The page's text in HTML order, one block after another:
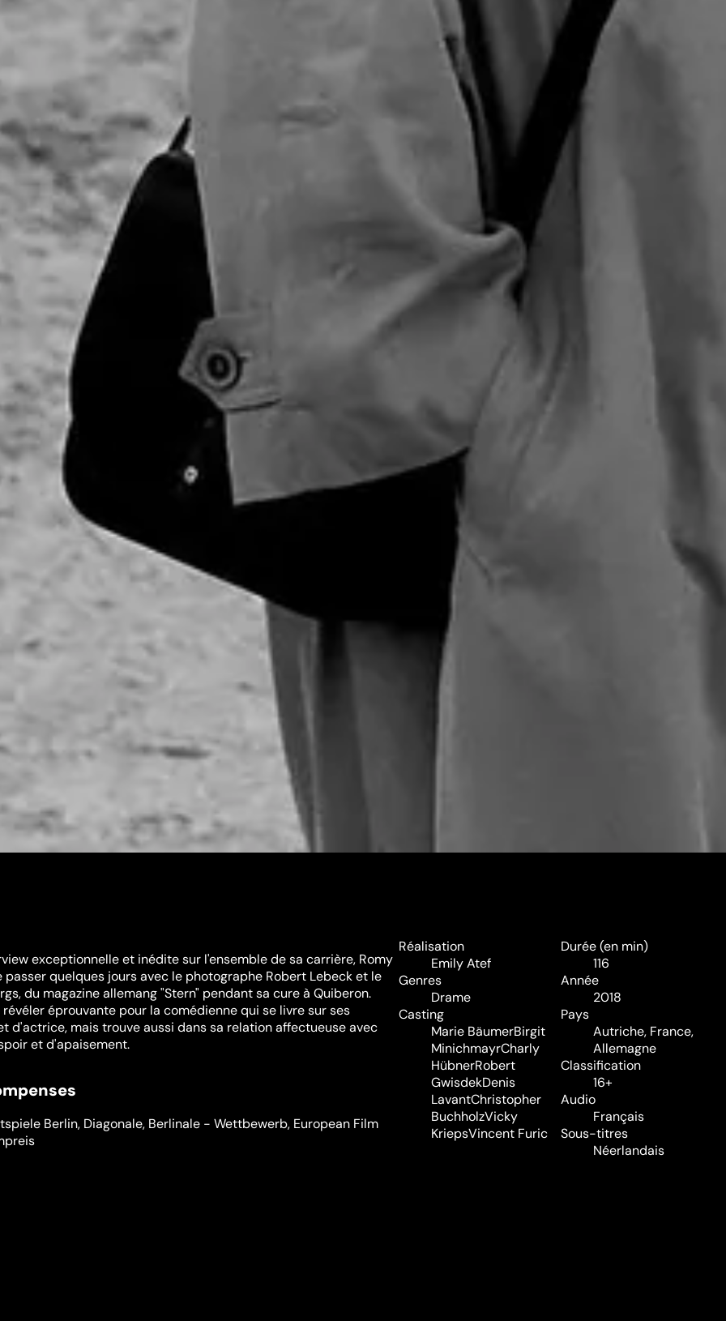
exceptionnelle et inédite sur l'ensemble de sa carrière, Romy
quelques jours avec le photographe Robert Lebeck et le
du magazine allemang "Stern" pendant sa cure à Quiberon.
éprouvante pour la comédienne qui se livre sur ses
d'actrice, mais trouve aussi dans sa relation affectueuse avec
et d'apaisement.
Berlin, Diagonale, Berlinale - Wettbewerb, European Film
Réalisation
Emily Atef
Genres
Drame
Casting
Marie BäumerBirgit
MinichmayrCharly
HübnerRobert
GwisdekDenis
LavantChristopher
BuchholzVicky
KriepsVincent Furic
Durée (en min)
116
Année
2018
Pays
Autriche, France,
Allemagne
Classification
16+
Audio
Français
Sous-titres
Néerlandais